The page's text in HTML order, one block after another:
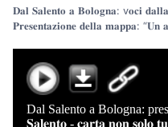
𝐃𝐚𝐥 𝐒𝐚𝐥𝐞𝐧𝐭𝐨 𝐚 𝐁𝐨𝐥𝐨𝐠𝐧𝐚: v𝐨𝐜𝐢 𝐝𝐚𝐥𝐥𝐚
𝐏𝐫𝐞𝐬𝐞𝐧𝐭𝐚𝐳𝐢𝐨𝐧𝐞 𝐝𝐞𝐥𝐥𝐚 𝐦𝐚𝐩𝐩𝐚: “𝐔𝐧